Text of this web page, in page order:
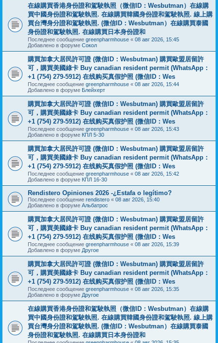
在線購買香港身份證和駕駛執照（微信ID：Wesbutman）在線購
買中國身份證和駕駛執照. 在線購買韓國身份證和駕駛執照. 線上購
買台灣身分證和駕駛執照. (微信ID：Wesbutman）在線購買泰國
身份證和駕駛執照. 在線購買日本身份證和
Последнее сообщение greenpharmhouse « 08 авг 2026, 15:45
Добавлено в форуме Сокол
購買加拿大居民許可證 (微信ID：Wesbutman) 購買歐盟居留許
可，購買美國綠卡 Buy canadian resident permit (WhatsApp：
+1 (754) 279-5912) 在线购买真假护照 (微信ID：Wes
Последнее сообщение greenpharmhouse « 08 авг 2026, 15:44
Добавлено в форуме Блейхерт
購買加拿大居民許可證 (微信ID：Wesbutman) 購買歐盟居留許
可，購買美國綠卡 Buy canadian resident permit (WhatsApp：
+1 (754) 279-5912) 在线购买真假护照 (微信ID：Wes
Последнее сообщение greenpharmhouse « 08 авг 2026, 15:43
Добавлено в форуме КПЛ 5-30
購買加拿大居民許可證 (微信ID：Wesbutman) 購買歐盟居留許
可，購買美國綠卡 Buy canadian resident permit (WhatsApp：
+1 (754) 279-5912) 在线购买真假护照 (微信ID：Wes
Последнее сообщение greenpharmhouse « 08 авг 2026, 15:42
Добавлено в форуме КПЛ 16-30
Rendistero Opiniones 2026 -¿Estafa o legítimo?
Последнее сообщение rendistero « 08 авг 2026, 15:40
Добавлено в форуме Альбатрос
購買加拿大居民許可證 (微信ID：Wesbutman) 購買歐盟居留許
可，購買美國綠卡 Buy canadian resident permit (WhatsApp：
+1 (754) 279-5912) 在线购买真假护照 (微信ID：Wes
Последнее сообщение greenpharmhouse « 08 авг 2026, 15:39
Добавлено в форуме Другое
購買加拿大居民許可證 (微信ID：Wesbutman) 購買歐盟居留許
可，購買美國綠卡 Buy canadian resident permit (WhatsApp：
+1 (754) 279-5912) 在线购买真假护照 (微信ID：Wes
Последнее сообщение greenpharmhouse « 08 авг 2026, 15:35
Добавлено в форуме Другое
在線購買香港身份證和駕駛執照（微信ID：Wesbutman）在線購
買中國身份證和駕駛執照. 在線購買韓國身份證和駕駛執照. 線上購
買台灣身分證和駕駛執照. (微信ID：Wesbutman）在線購買泰國
身份證和駕駛執照. 在線購買日本身份證和